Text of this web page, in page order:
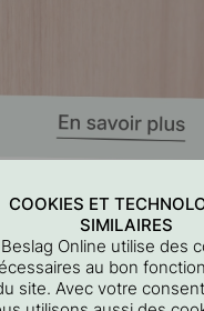
COOKIES ET
SIMILAIRES
Beslag Online utilise des
au bon
site. Avec votre